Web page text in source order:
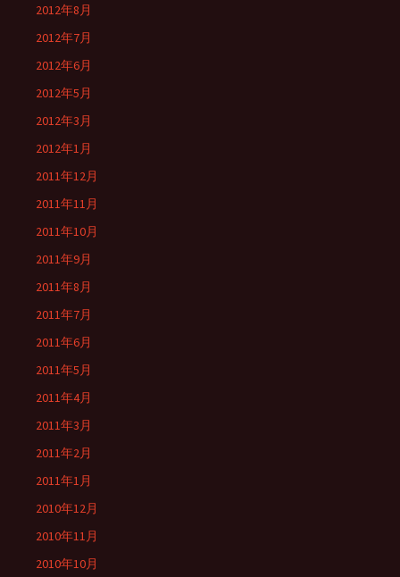
2012年8月
2012年7月
2012年6月
2012年5月
2012年3月
2012年1月
2011年12月
2011年11月
2011年10月
2011年9月
2011年8月
2011年7月
2011年6月
2011年5月
2011年4月
2011年3月
2011年2月
2011年1月
2010年12月
2010年11月
2010年10月